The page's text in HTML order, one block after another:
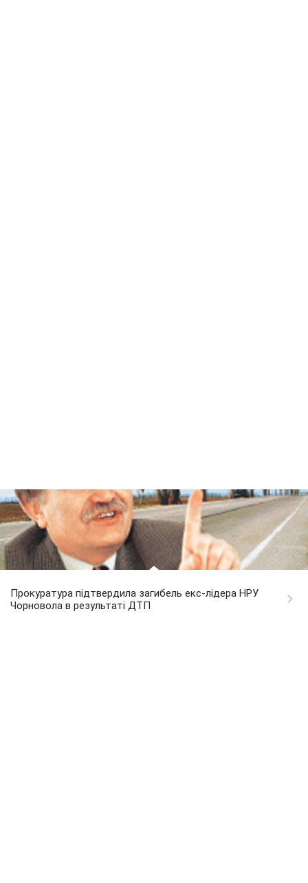
Прокуратура підтвердила загибель екс-лідера НРУ
Чорновола в результаті ДТП